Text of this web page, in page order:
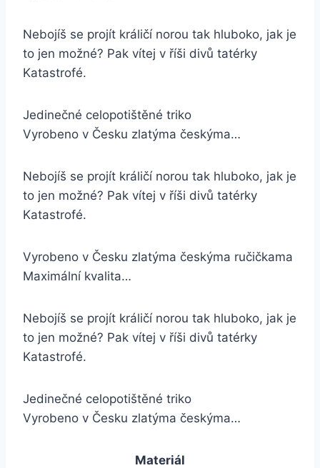
Nebojíš se projít králičí norou tak hluboko, jak je
to jen možné? Pak vítej v říši divů tatérky
Katastrofé.
Jedinečné celopotištěné triko
Vyrobeno v Česku zlatýma českýma…
Nebojíš se projít králičí norou tak hluboko, jak je
to jen možné? Pak vítej v říši divů tatérky
Katastrofé.
Vyrobeno v Česku zlatýma českýma ručičkama
Maximální kvalita…
Nebojíš se projít králičí norou tak hluboko, jak je
to jen možné? Pak vítej v říši divů tatérky
Katastrofé.
Jedinečné celopotištěné triko
Vyrobeno v Česku zlatýma českýma…
Materiál